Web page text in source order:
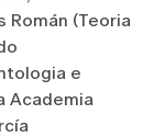
(Teoria
e
Academia